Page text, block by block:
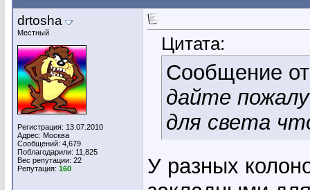
drtosha
Местный
Регистрация: 13.07.2010
Адрес: Москва
Сообщений: 4,679
Поблагодарили: 11,825
Вес репутации: 22
Репутация: 160
Цитата:
Сообщение
дайте
для света
У разных